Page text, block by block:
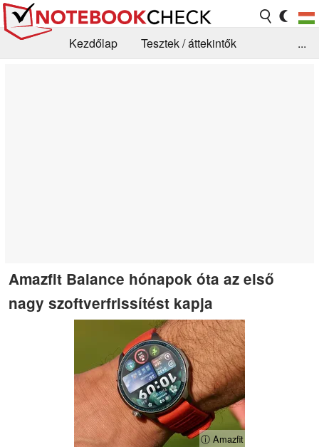
Kezdőlap
Tesztek / áttekintők
...
Amazfit Balance hónapok óta az első
nagy szoftverfrissítést kapja
ⓘ Amazfit